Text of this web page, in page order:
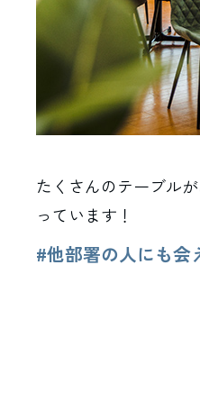
たくさんのテーブル
っています！
#他部署の人にも会